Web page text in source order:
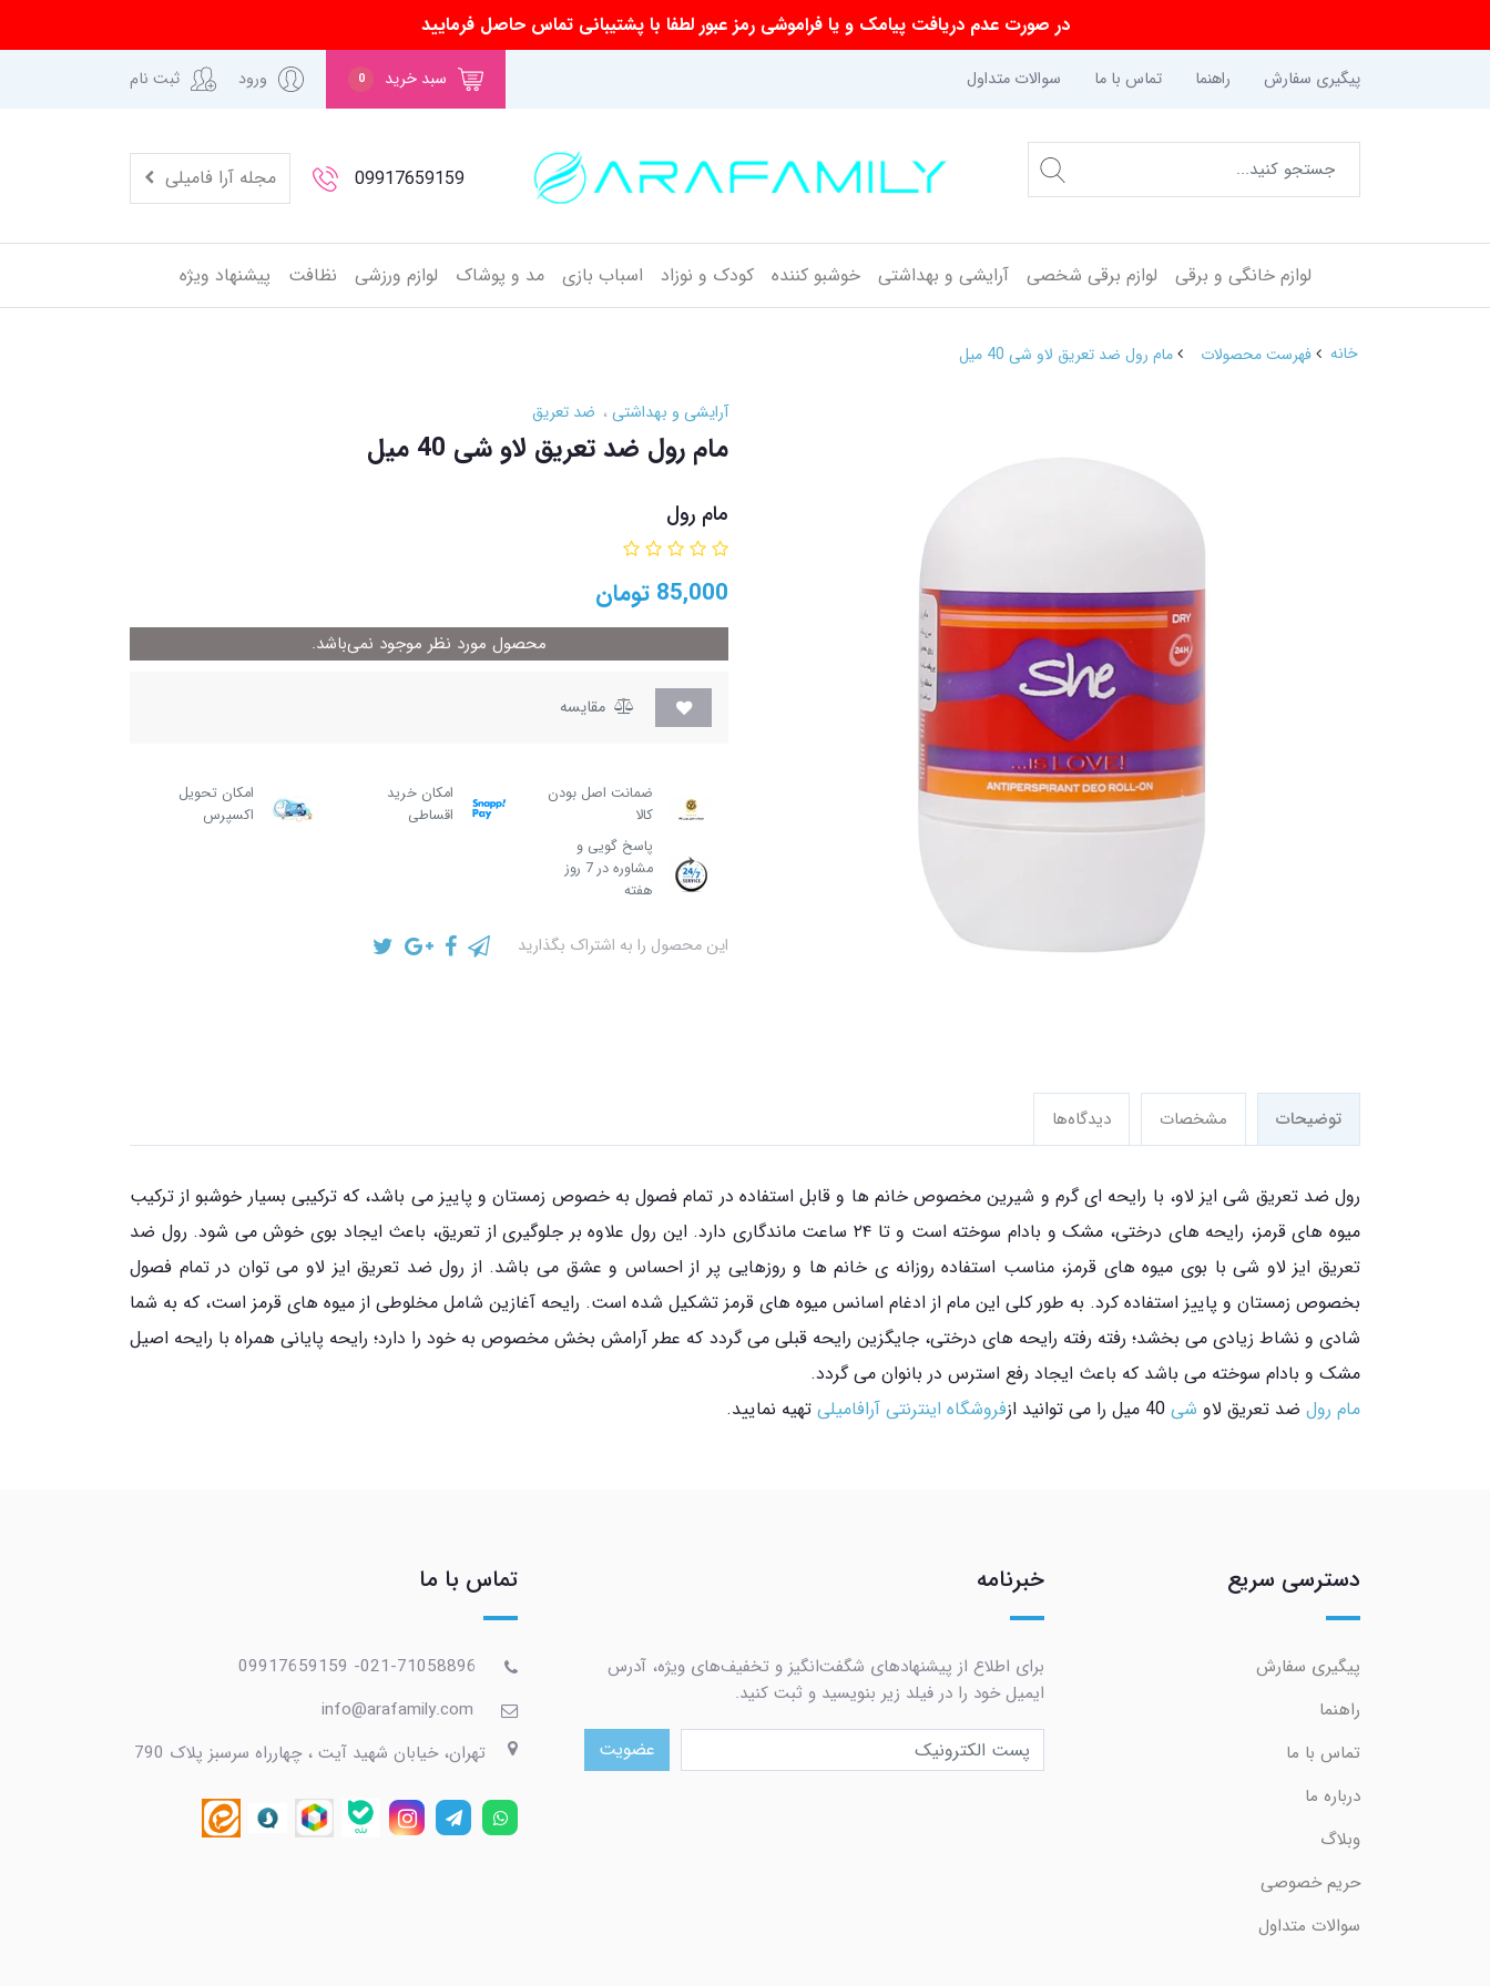
در صورت عدم دریافت پیامک و یا فراموشی رمز عبور لطفا با پشتیبانی تماس حاصل فرمایید
پیگیری سفارش راهنما تماس با ما سوالات متداول سبد خرید 0 ورود ثبت نام
09917659159 مجله آرا فامیلی
لوازم خانگی و برقی لوازم برقی شخصی آرایشی و بهداشتی خوشبو کننده کودک و نوزاد اسباب بازی مد و پوشاک لوازم ورزشی نظافت پیشنهاد ویژه
خانه فهرست محصولات مام رول ضد تعریق لاو شی 40 میل
آرایشی و بهداشتی ضد تعریق
مام رول ضد تعریق لاو شی 40 میل
مام رول
85,000 تومان
محصول مورد نظر موجود نمی‌باشد.
مقایسه
ضمانت اصل بودن
کالا
امکان خرید
اقساطی
امکان تحویل
اکسپرس
پاسخ گویی و
مشاوره در 7 روز
هفته
این محصول را به اشتراک بگذارید
توضیحات مشخصات دیدگاه‌ها
رول ضد تعریق شی ایز لاو، با رایحه ای گرم و شیرین مخصوص خانم ها و قابل استفاده در تمام فصول به خصوص زمستان و پاییز می باشد، که ترکیبی بسیار خوشبو از ترکیب
میوه های قرمز، رایحه های درختی، مشک و بادام سوخته است و تا ۲۴ ساعت ماندگاری دارد. این رول علاوه بر جلوگیری از تعریق، باعث ایجاد بوی خوش می شود. رول ضد
تعریق ایز لاو شی با بوی میوه های قرمز، مناسب استفاده روزانه ی خانم ها و روزهایی پر از احساس و عشق می باشد. از رول ضد تعریق ایز لاو می توان در تمام فصول
بخصوص زمستان و پاییز استفاده کرد. به طور کلی این مام از ادغام اسانس میوه های قرمز تشکیل شده است. رایحه آغازین شامل مخلوطی از میوه های قرمز است، که به شما
شادی و نشاط زیادی می بخشد؛ رفته رفته رایحه های درختی، جایگزین رایحه قبلی می گردد که عطر آرامش بخش مخصوص به خود را دارد؛ رایحه پایانی همراه با رایحه اصیل
مشک و بادام سوخته می باشد که باعث ایجاد رفع استرس در بانوان می گردد.
مام رول ضد تعریق لاو شی فروشگاه اینترنتی آرافامیلی تهیه نمایید.
دسترسی سریع
پیگیری سفارش
راهنما
تماس با ما
درباره ما
وبلاگ
حریم خصوصی
سوالات متداول
خبرنامه
برای اطلاع از پیشنهادهای شگفت‌انگیز و تخفیف‌های ویژه، آدرس
ایمیل خود را در فیلد زیر بنویسید و ثبت کنید.
عضویت
تماس با ما
تهران، خیابان شهید آیت ، چهارراه سرسبز پلاک 790